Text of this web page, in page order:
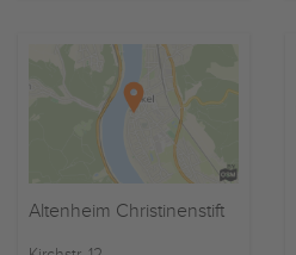
Altenheim Christinenstift